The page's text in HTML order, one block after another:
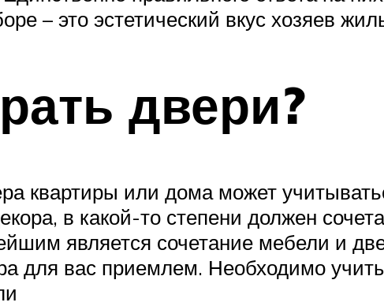
– это эстетический вкус хозяев
двери?
квартиры или дома может
в какой-то степени должен
является сочетание мебели и
для вас приемлем. Необходимо